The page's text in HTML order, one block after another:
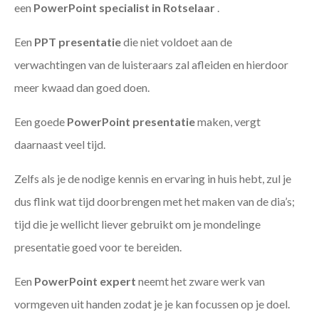
een PowerPoint specialist in Rotselaar .
Een PPT presentatiedie niet voldoet aan de
verwachtingen van de luisteraars zal afleiden en hierdoor
meer kwaad dan goed doen.
Een goede PowerPoint presentatiemaken, vergt
daarnaast veel tijd.
Zelfs als je de nodige kennis en ervaring in huis hebt, zul je
dus flink wat tijd doorbrengen met het maken van de dia’s;
tijd die je wellicht liever gebruikt om je mondelinge
presentatie goed voor te bereiden.
Een PowerPoint expert neemt het zware werk van
vormgeven uit handen zodat je je kan focussen op je doel.